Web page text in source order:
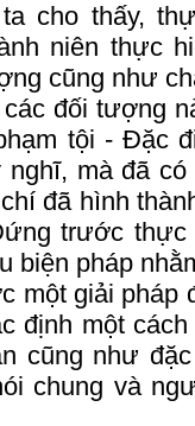
cho thấy,
niên thực
cũng như
đối tượng
tội - Đặc
mà đã
đã hình
trước thực
biện pháp
một giải pháp
định một
cũng như
chung và